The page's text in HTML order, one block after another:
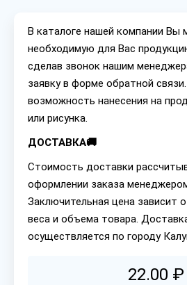
В каталоге нашей компании Вы
необходимую для Вас
сделав звонок нашим
заявку в форме обратной
возможность нанесения на
или рисунка.
ДОСТАВКА🚚
Стоимость доставки
оформлении заказа
Заключительная цена зависит
веса и объема товара.
осуществляется по городу
22.00 ₽